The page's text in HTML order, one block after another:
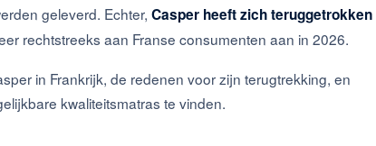
geleverd. Echter, Casper heeft zich teruggetrokken
rechtstreeks aan Franse consumenten aan in 2026.
in Frankrijk, de redenen voor zijn terugtrekking, en
kwaliteitsmatras te vinden.